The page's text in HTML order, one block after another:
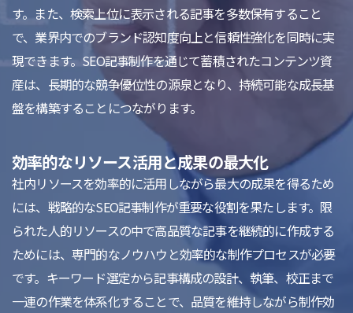
す。また、検索上位に表示される記事を多数保有すること
で、業界内でのブランド認知度向上と信頼性強化を同時に実
現できます。SEO記事制作を通じて蓄積されたコンテンツ資
産は、長期的な競争優位性の源泉となり、持続可能な成長基
盤を構築することにつながります。
効率的なリソース活用と成果の最大化
社内リソースを効率的に活用しながら最大の成果を得るため
には、戦略的なSEO記事制作が重要な役割を果たします。限
られた人的リソースの中で高品質な記事を継続的に作成する
ためには、専門的なノウハウと効率的な制作プロセスが必要
です。キーワード選定から記事構成の設計、執筆、校正まで
一連の作業を体系化することで、品質を維持しながら制作効